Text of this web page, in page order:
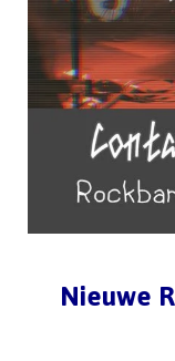
Nieuwe